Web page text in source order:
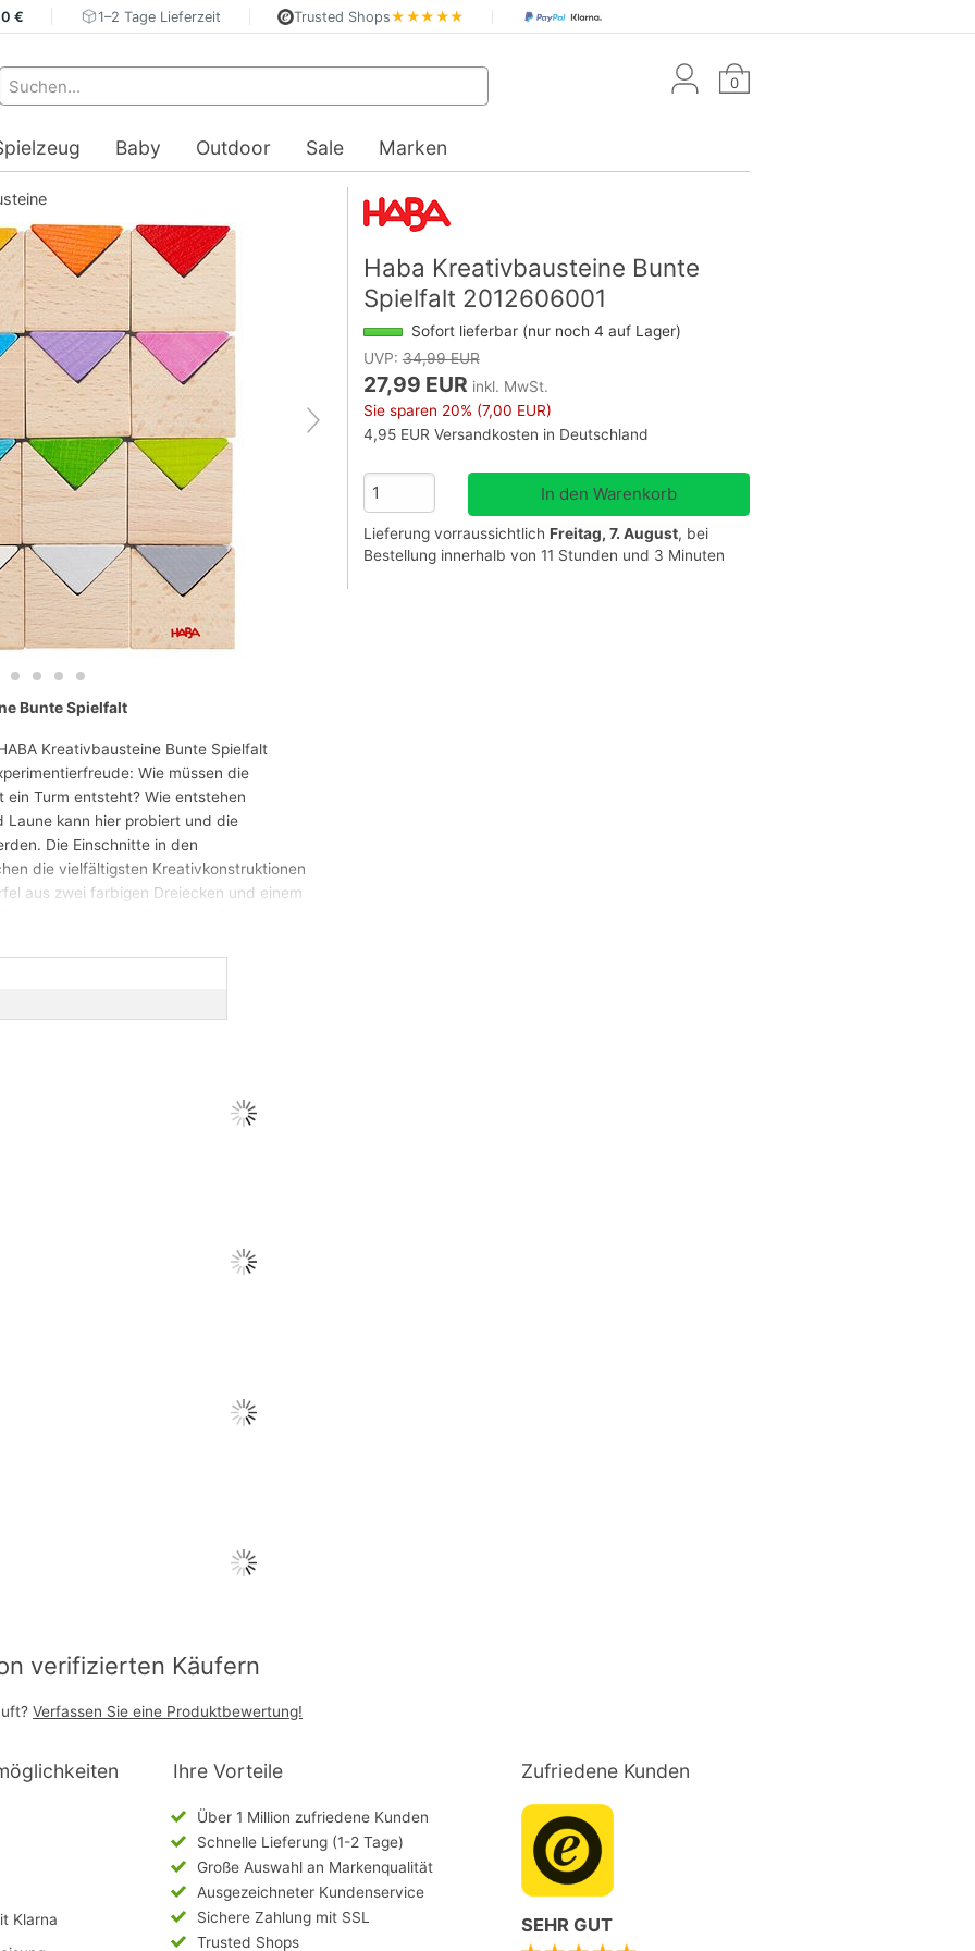
€ 1–2 Tage Lieferzeit Trusted Shops★★★★★
0
Baby Outdoor Sale Marken
Haba Kreativbausteine Bunte
Spielfalt 2012606001
Sofort lieferbar (nur noch 4 auf Lager)
UVP:34,99 EUR
27,99 EUR inkl. MwSt.
Sie sparen 20% (7,00 EUR)
4,95 EUR Versandkosten in Deutschland
Lieferung vorraussichtlich Freitag, 7. August, bei
Bestellung innerhalb von 11 Stunden und 3 Minuten
Bunte Spielfalt
Kreativbausteine Bunte Spielfalt
Wie müssen die
Turm entsteht? Wie entstehen
Laune kann hier probiert und die
Die Einschnitte in den
die vielfältigsten Kreativkonstruktionen
aus zwei farbigen Dreiecken und einem
Wer noch etwas Inspiration
Vorlagekarten in 3 Schwierigkeitsstufen.
verifizierten Käufern
Verfassen Sie eine Produktbewertung!
Klarna
Ihre Vorteile
Über 1 Million zufriedene Kunden
Schnelle Lieferung (1-2 Tage)
Große Auswahl an Markenqualität
Ausgezeichneter Kundenservice
Sichere Zahlung mit SSL
Trusted Shops
Zufriedene Kunden
SEHR GUT